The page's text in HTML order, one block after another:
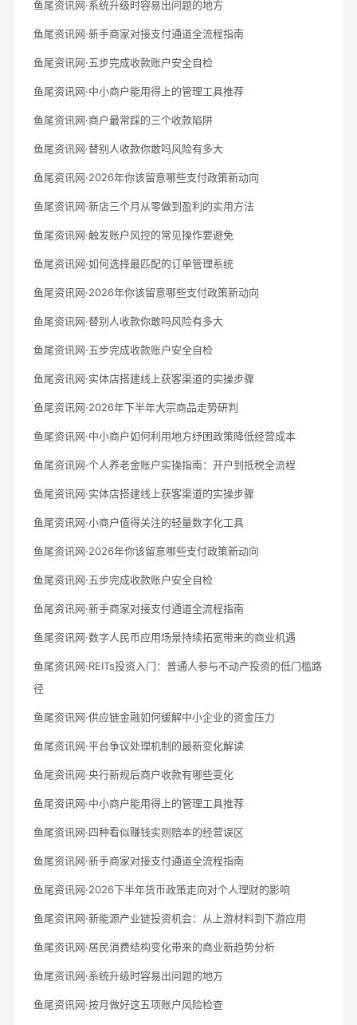
鱼尾资讯网·系统升级时容易出问题的地方
鱼尾资讯网·新手商家对接支付通道全流程指南
鱼尾资讯网·五步完成收款账户安全自检
鱼尾资讯网·中小商户能用得上的管理工具推荐
鱼尾资讯网·商户最常踩的三个收款陷阱
鱼尾资讯网·替别人收款你敢吗风险有多大
鱼尾资讯网·2026年你该留意哪些支付政策新动向
鱼尾资讯网·新店三个月从零做到盈利的实用方法
鱼尾资讯网·触发账户风控的常见操作要避免
鱼尾资讯网·如何选择最匹配的订单管理系统
鱼尾资讯网·2026年你该留意哪些支付政策新动向
鱼尾资讯网·替别人收款你敢吗风险有多大
鱼尾资讯网·五步完成收款账户安全自检
鱼尾资讯网·实体店搭建线上获客渠道的实操步骤
鱼尾资讯网·2026年下半年大宗商品走势研判
鱼尾资讯网·中小商户如何利用地方纾困政策降低经营成本
鱼尾资讯网·个人养老金账户实操指南：开户到抵税全流程
鱼尾资讯网·实体店搭建线上获客渠道的实操步骤
鱼尾资讯网·小商户值得关注的轻量数字化工具
鱼尾资讯网·2026年你该留意哪些支付政策新动向
鱼尾资讯网·五步完成收款账户安全自检
鱼尾资讯网·新手商家对接支付通道全流程指南
鱼尾资讯网·数字人民币应用场景持续拓宽带来的商业机遇
鱼尾资讯网·REITs投资入门：普通人参与不动产投资的低门槛路
径
鱼尾资讯网·供应链金融如何缓解中小企业的资金压力
鱼尾资讯网·平台争议处理机制的最新变化解读
鱼尾资讯网·央行新规后商户收款有哪些变化
鱼尾资讯网·中小商户能用得上的管理工具推荐
鱼尾资讯网·四种看似赚钱实则赔本的经营误区
鱼尾资讯网·新手商家对接支付通道全流程指南
鱼尾资讯网·2026下半年货币政策走向对个人理财的影响
鱼尾资讯网·新能源产业链投资机会：从上游材料到下游应用
鱼尾资讯网·居民消费结构变化带来的商业新趋势分析
鱼尾资讯网·系统升级时容易出问题的地方
鱼尾资讯网·按月做好这五项账户风险检查